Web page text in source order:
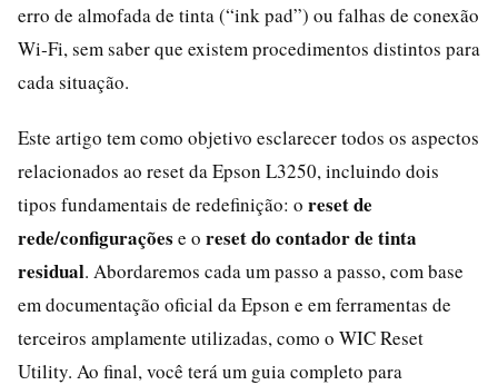
erro de almofada de tinta (“ink pad”) ou falhas de conexão
Wi‑Fi, sem saber que existem procedimentos distintos para
cada situação.
Este artigo tem como objetivo esclarecer todos os aspectos
relacionados ao reset da Epson L3250, incluindo dois
tipos fundamentais de redefinição: o reset de
rede/configurações e o reset do contador de tinta
residual. Abordaremos cada um passo a passo, com base
em documentação oficial da Epson e em ferramentas de
terceiros amplamente utilizadas, como o WIC Reset
Utility. Ao final, você terá um guia completo para